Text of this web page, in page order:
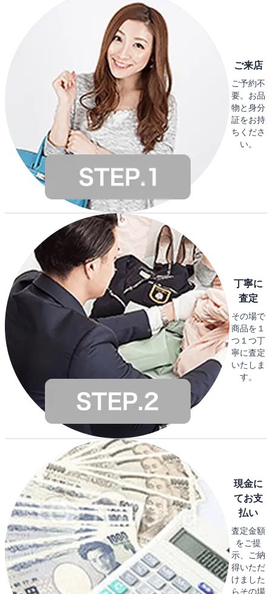
ご来店
ご予約不
要。お品
物と身分
証をお持
ちくださ
い。
丁寧に
査定
その場で
商品を１
つ１つ丁
寧に査定
いたしま
す。
現金に
てお支
払い
査定金額
をご提
示、ご納
得いただ
けました
らその場